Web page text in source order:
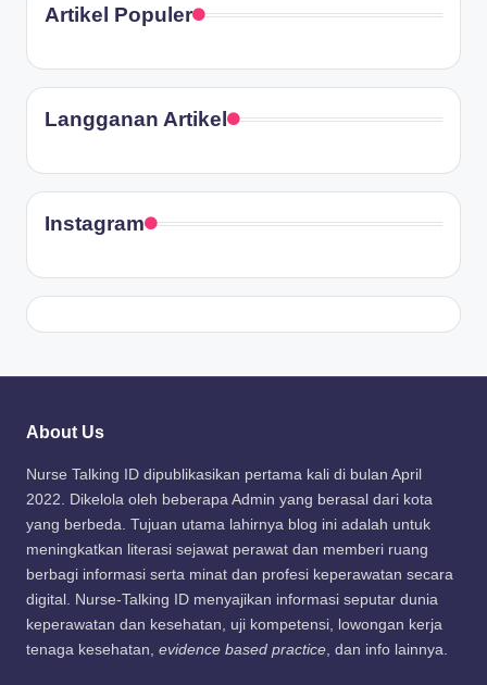
Artikel Populer
Langganan Artikel
Instagram
About Us
Nurse Talking ID dipublikasikan pertama kali di bulan April
2022. Dikelola oleh beberapa Admin yang berasal dari kota
yang berbeda. Tujuan utama lahirnya blog ini adalah untuk
meningkatkan literasi sejawat perawat dan memberi ruang
berbagi informasi serta minat dan profesi keperawatan secara
digital. Nurse-Talking ID menyajikan informasi seputar dunia
keperawatan dan kesehatan, uji kompetensi, lowongan kerja
tenaga kesehatan, evidence based practice, dan info lainnya.